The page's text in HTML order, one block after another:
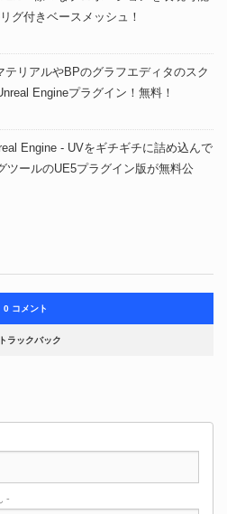
グ付きベースメッシュ！
テリアルやBPのグラフエディタのスク
Engineプラグイン！無料！
Engine - UVをギチギチに詰め込んで
ツールのUE5プラグイン版が無料公
0 コメント
ラックバック
-